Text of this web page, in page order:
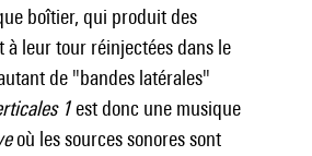
boîtier, qui produit des
à leur tour réinjectées dans le
de "bandes latérales"
1est donc une musique
où les sources sonores sont